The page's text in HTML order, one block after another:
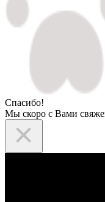
Спасибо!
Мы скоро с Вами